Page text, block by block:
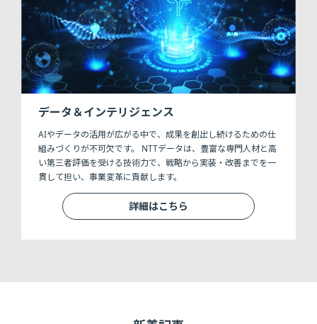
データ＆インテリジェンス
AIやデータの活用が広がる中で、成果を創出し続けるための仕
組みづくりが不可欠です。 NTTデータは、豊富な専門人材と高
い第三者評価を受ける技術力で、戦略から実装・改善までを一
貫して担い、事業変革に貢献します。
詳細はこちら